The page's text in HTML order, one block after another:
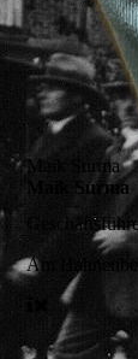
Maik Surma
Maik Surma
Am